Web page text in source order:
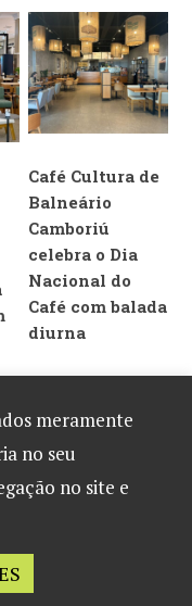
Open Resort
inesquecível
Café Cultura de
Balneário
Camboriú
celebra o Dia
Nacional do
Café com balada
diurna
meramente
no seu
no site e